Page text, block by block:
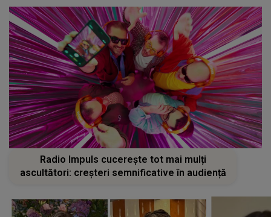
Radio Impuls cucerește tot mai mulți
ascultători: creșteri semnificative în audiență